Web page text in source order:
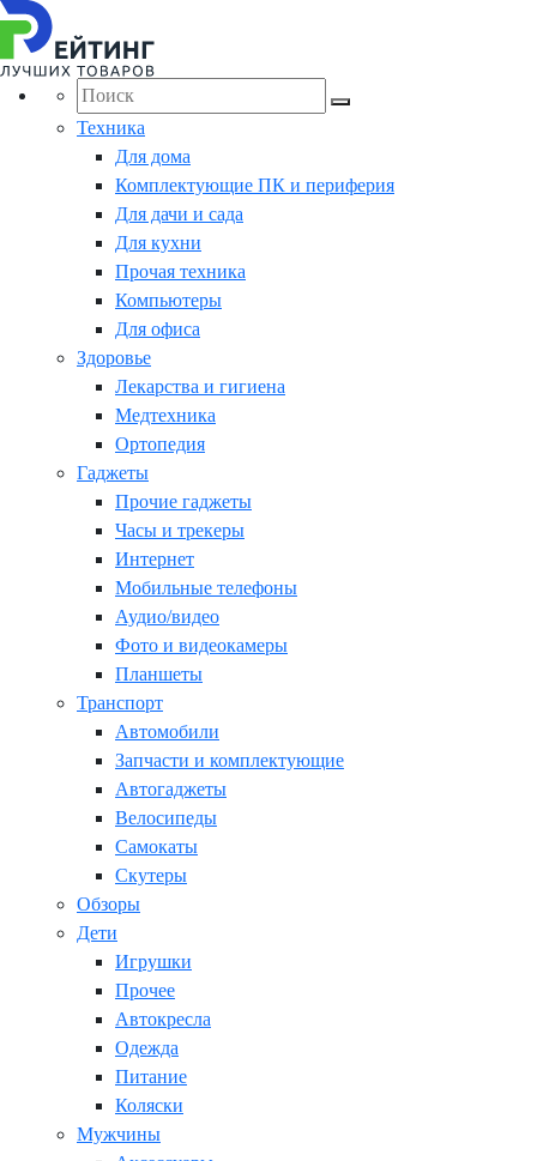
Техника
Для дома
Комплектующие ПК и периферия
Для дачи и сада
Для кухни
Прочая техника
Компьютеры
Для офиса
Здоровье
Лекарства и гигиена
Медтехника
Ортопедия
Гаджеты
Прочие гаджеты
Часы и трекеры
Интернет
Мобильные телефоны
Аудио/видео
Фото и видеокамеры
Планшеты
Транспорт
Автомобили
Запчасти и комплектующие
Автогаджеты
Велосипеды
Самокаты
Скутеры
Обзоры
Дети
Игрушки
Прочее
Автокресла
Одежда
Питание
Коляски
Мужчины